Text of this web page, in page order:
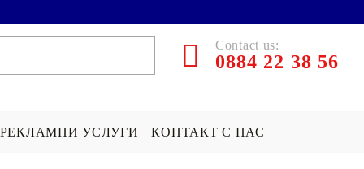
Contact us:
0884 22 38 56
РЕКЛАМНИ УСЛУГИ КОНТАКТ С НАС